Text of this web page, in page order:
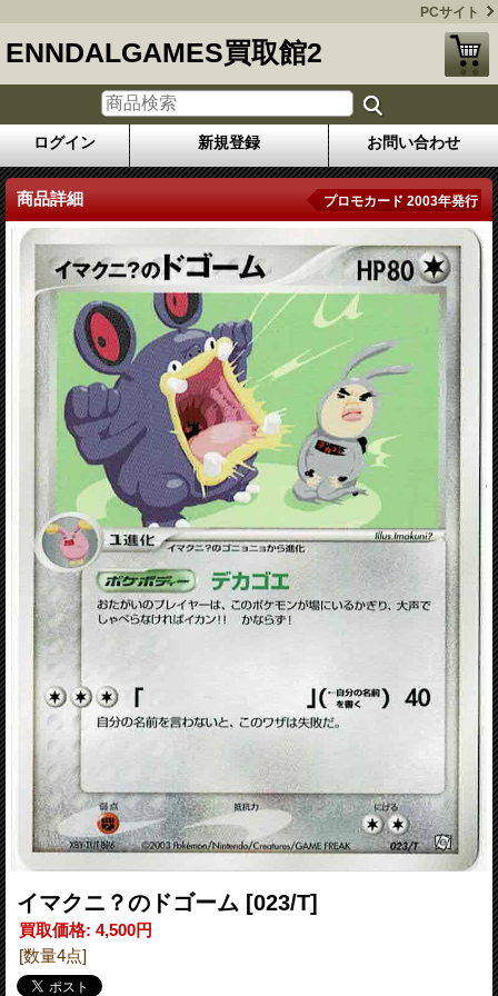
PCサイト
ENNDALGAMES買取館2
ログイン 新規登録 お問い合わせ
商品詳細 プロモカード 2003年発行
イマクニ？のドゴーム [023/T]
買取価格: 4,500円
[数量4点]